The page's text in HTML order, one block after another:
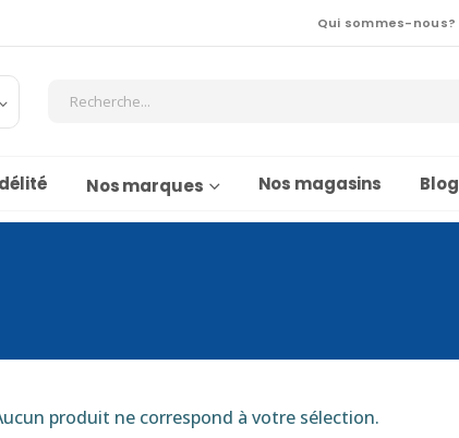
Qui sommes-nous?
Nos marques Nos magasins Blog
produit ne correspond à votre sélection.